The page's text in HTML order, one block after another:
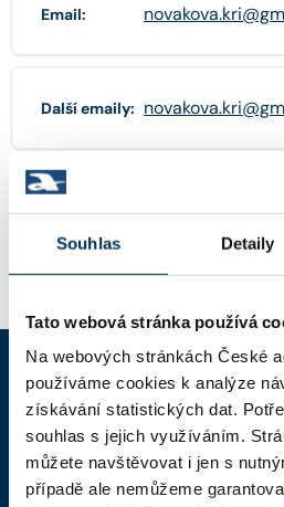
Souhlas Detaily
Tato webová stránka používá
Na webových stránkách České
používáme cookies k analýze
získávání statistických dat.
souhlas s jejich využíváním.
můžete navštěvovat i jen s
případě ale nemůžeme
Email:
Další emaily:
ČAK
Domů